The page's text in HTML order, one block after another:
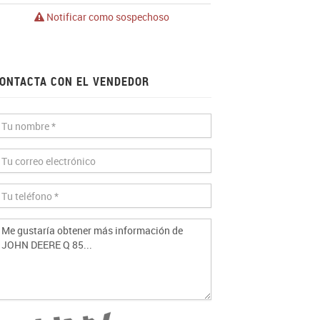
Notificar como sospechoso
CON EL VENDEDOR